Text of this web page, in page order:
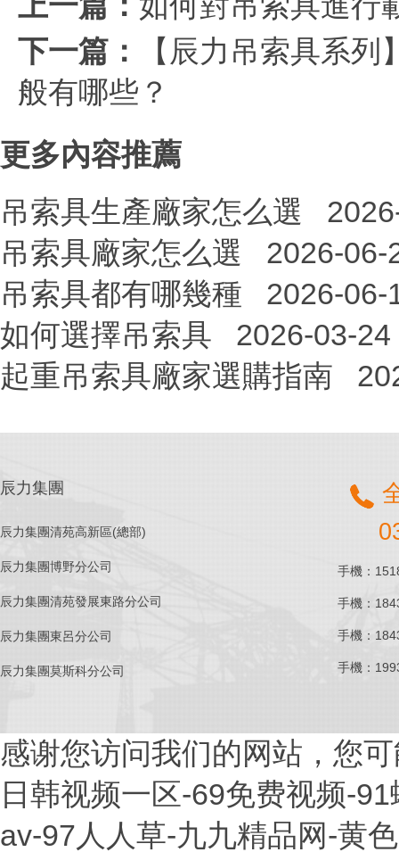
下一篇：
【辰力吊索具系
般有哪些？
更多內容推薦
吊索具生產廠家怎么選
吊索具廠家怎么選
2026-06-
吊索具都有哪幾種
2026-06-
如何選擇吊索具
2026-03-24
起重吊索具廠家選購指南
辰力集團
辰力集團清苑高新區(總部)
辰力集團博野分公司
辰力集團清苑發展東路分公司
辰力集團東呂分公司
辰力集團莫斯科分公司
手機：
手機：
手機：
手機：
感谢您访问我们的网站，您
日韩视频一区-69免费视频-
av-97人人草-九九精品网-黄